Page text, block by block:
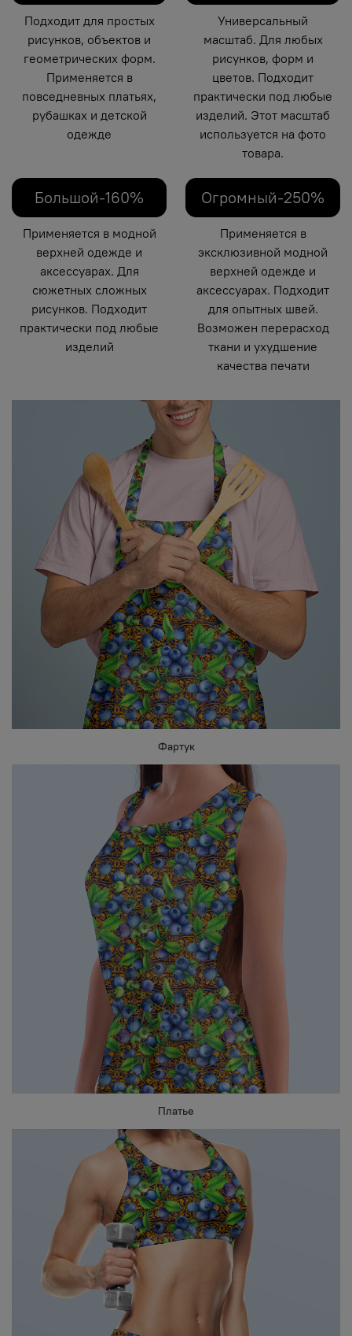
Подходит для простых
рисунков, объектов и
геометрических форм.
Применяется в
повседневных платьях,
рубашках и детской
одежде
Универсальный
масштаб. Для любых
рисунков, форм и
цветов. Подходит
практически под любые
изделий. Этот масштаб
используется на фото
товара.
Большой-160%
Применяется в модной
верхней одежде и
аксессуарах. Для
сюжетных сложных
рисунков. Подходит
практически под любые
изделий
Огромный-250%
Применяется в
эксклюзивной модной
верхней одежде и
аксессуарах. Подходит
для опытных швей.
Возможен перерасход
ткани и ухудшение
качества печати
Фартук
Платье